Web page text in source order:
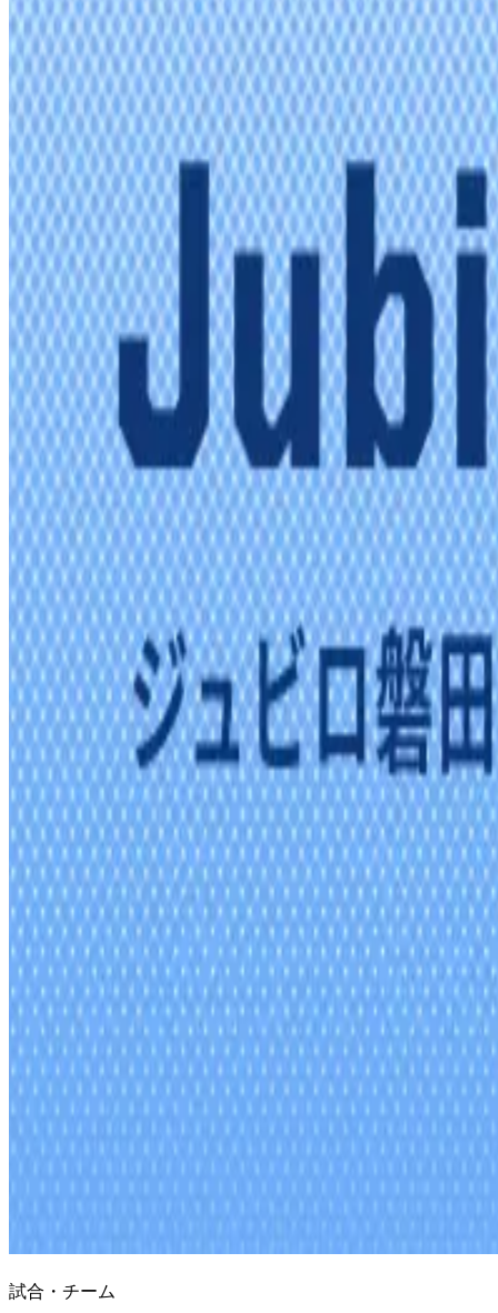
試合・チーム